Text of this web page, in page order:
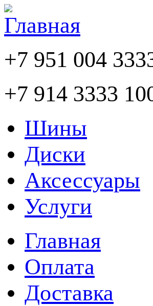
+7 951 004
+7 914 3333
Шины
Диски
Аксессуары
Услуги
Главная
Оплата
Доставка